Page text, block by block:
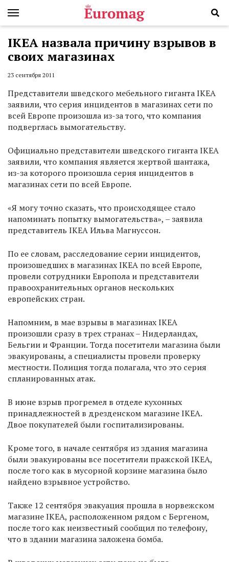
IKEA назвала причину взрывов в
своих магазинах
23 сентября 2011
Представители шведского мебельного гиганта IKEA
заявили, что серия инцидентов в магазинах сети по
всей Европе произошла из-за того, что компания
подверглась вымогательству.
Официально представители шведского гиганта IKEA
заявили, что компания является жертвой шантажа,
из-за которого произошла серия инцидентов в
магазинах сети по всей Европе.
«Я могу точно сказать, что происходящее стало
напоминать попытку вымогательства», – заявила
представитель IKEA Ильва Магнуссон.
По ее словам, расследование серии инцидентов,
произошедших в магазинах IKEA по всей Европе,
провели сотрудники Европола и представители
правоохранительных органов нескольких
европейских стран.
Напомним, в мае взрывы в магазинах IKEA
произошли сразу в трех странах – Нидерландах,
Бельгии и Франции. Тогда посетители магазина были
эвакуированы, а специалисты провели проверку
местности. Полиция тогда полагала, что это серия
спланированных атак.
В июне взрыв прогремел в отделе кухонных
принадлежностей в дрезденском магазине IKEA.
Двое покупателей были госпитализированы.
Кроме того, в начале сентября из здания магазина
были эвакуированы все посетители пражской IKEA,
после того как в мусорной корзине магазина было
найдено взрывное устройство.
Также 12 сентября эвакуация прошла в норвежском
магазине IKEA, расположенном рядом с Бергеном,
после того как неизвестный сообщил по телефону,
что в здании магазина заложена бомба.